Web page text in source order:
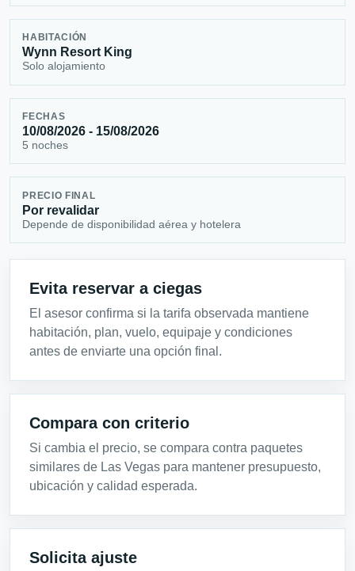
HABITACIÓN
Wynn Resort King
Solo alojamiento
FECHAS
10/08/2026 - 15/08/2026
5 noches
PRECIO FINAL
Por revalidar
Depende de disponibilidad aérea y hotelera
Evita reservar a ciegas
El asesor confirma si la tarifa observada mantiene
habitación, plan, vuelo, equipaje y condiciones
antes de enviarte una opción final.
Compara con criterio
Si cambia el precio, se compara contra paquetes
similares de Las Vegas para mantener presupuesto,
ubicación y calidad esperada.
Solicita ajuste